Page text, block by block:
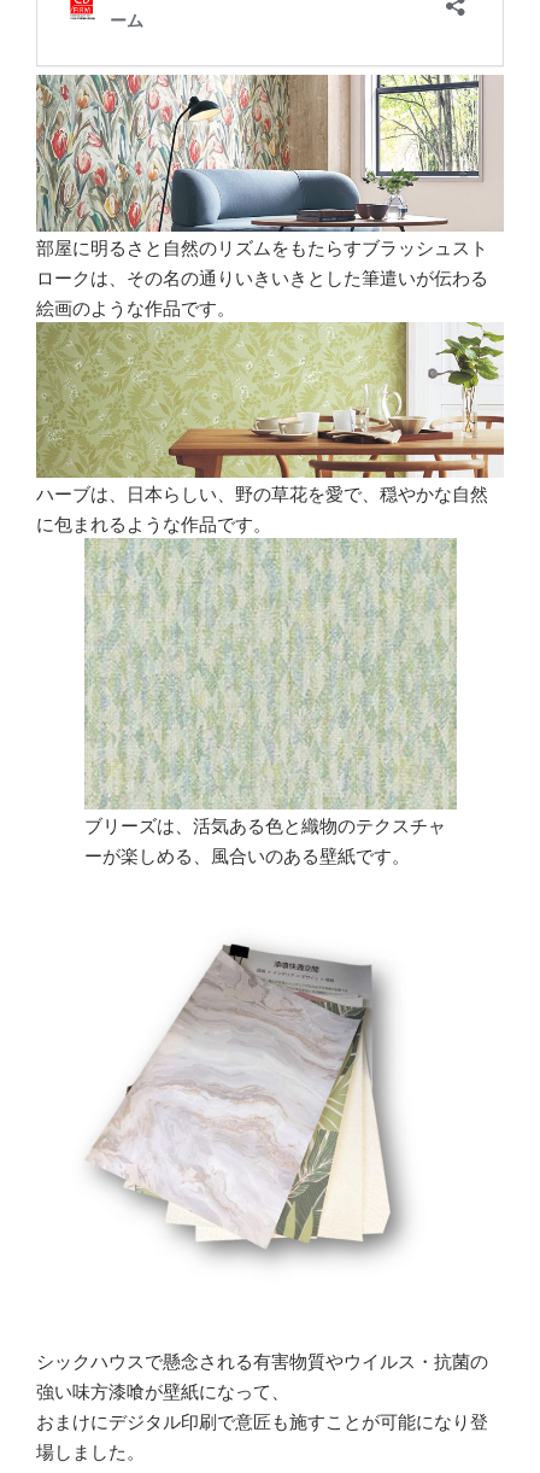
部屋に明るさと自然のリズムをもたらすブラッシュスト
ロークは、その名の通りいきいきとした筆遣いが伝わる
絵画のような作品です。
ハーブは、日本らしい、野の草花を愛で、穏やかな自然
に包まれるような作品です。
ブリーズは、活気ある色と織物のテクスチャ
ーが楽しめる、風合いのある壁紙です。
シックハウスで懸念される有害物質やウイルス・抗菌の
強い味方漆喰が壁紙になって、
おまけにデジタル印刷で意匠も施すことが可能になり登
場しました。